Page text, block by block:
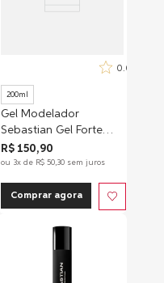
0.0
200ml
Gel Modelador
Sebastian Gel Forte
200ml
R$ 150,90
ou 3x de R$ 50,30 sem juros
Comprar agora